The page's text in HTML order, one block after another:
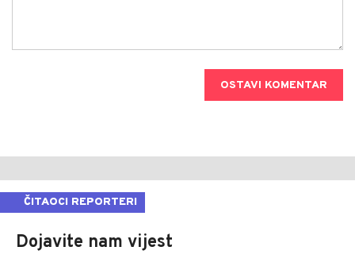
OSTAVI KOMENTAR
ČITAOCI REPORTERI
Dojavite nam vijest